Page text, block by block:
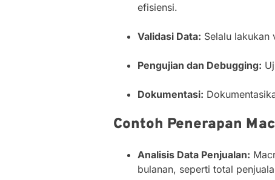
efisiensi.
Validasi Data: Selalu lakukan
Pengujian dan Debugging:
Dokumentasi:
Contoh Penerapan
Analisis Data Penjualan:
bulanan, seperti total